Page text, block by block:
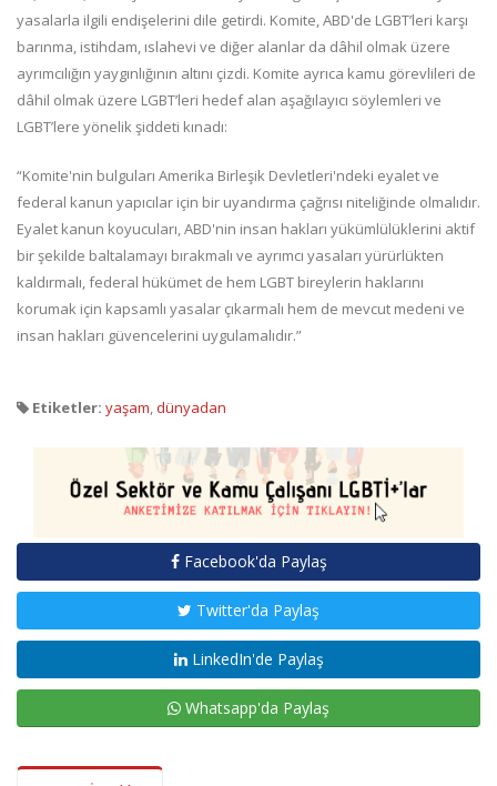
yasalarla ilgili endişelerini dile getirdi. Komite, ABD'de LGBT’leri karşı
barınma, istihdam, ıslahevi ve diğer alanlar da dâhil olmak üzere
ayrımcılığın yaygınlığının altını çizdi. Komite ayrıca kamu görevlileri de
dâhil olmak üzere LGBT’leri hedef alan aşağılayıcı söylemleri ve
LGBT’lere yönelik şiddeti kınadı:
“Komite'nin bulguları Amerika Birleşik Devletleri'ndeki eyalet ve
federal kanun yapıcılar için bir uyandırma çağrısı niteliğinde olmalıdır.
Eyalet kanun koyucuları, ABD'nin insan hakları yükümlülüklerini aktif
bir şekilde baltalamayı bırakmalı ve ayrımcı yasaları yürürlükten
kaldırmalı, federal hükümet de hem LGBT bireylerin haklarını
korumak için kapsamlı yasalar çıkarmalı hem de mevcut medeni ve
insan hakları güvencelerini uygulamalıdır.”
Etiketler: yaşam,dünyadan
Facebook'da Paylaş
Twitter'da Paylaş
LinkedIn'de Paylaş
Whatsapp'da Paylaş